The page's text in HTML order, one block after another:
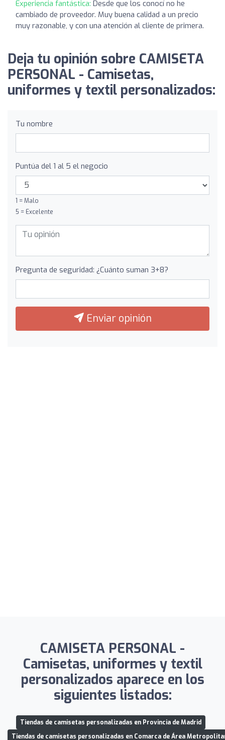
Experiencia fantástica: Desde que los conocí no he
cambiado de proveedor. Muy buena calidad a un precio
muy razonable, y con una atención al cliente de primera.
Deja tu opinión sobre CAMISETA
PERSONAL - Camisetas,
uniformes y textil personalizados:
Tu nombre
Puntúa del 1 al 5 el negocio
1 = Malo
5 = Excelente
Pregunta de seguridad: ¿Cuánto suman 3+8?
Enviar opinión
CAMISETA PERSONAL -
Camisetas, uniformes y textil
personalizados aparece en los
siguientes listados:
Tiendas de camisetas personalizadas en Provincia de Madrid
Tiendas de camisetas personalizadas en Comarca de Área